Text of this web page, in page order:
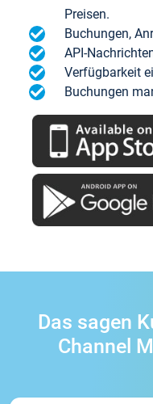
Preisen.
Buchungen,
API-
Verfügbarkeit
Buchungen
Das sagen
Channel